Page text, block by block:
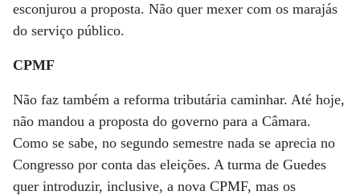
esconjurou a proposta. Não quer mexer com os marajás
do serviço público.
CPMF
Não faz também a reforma tributária caminhar. Até hoje,
não mandou a proposta do governo para a Câmara.
Como se sabe, no segundo semestre nada se aprecia no
Congresso por conta das eleições. A turma de Guedes
quer introduzir, inclusive, a nova CPMF, mas os